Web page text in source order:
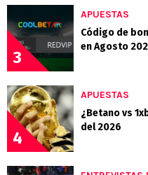
3
APUESTAS
Código de
en Agosto
4
APUESTAS
¿Betano vs
del 2026